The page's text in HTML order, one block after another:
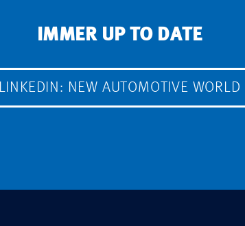
IMMER UP TO DATE
LINKEDIN: NEW AUTOMOTIVE WORLD